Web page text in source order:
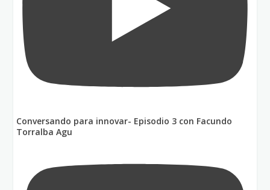
Conversando para innovar- Episodio 3 con Facundo
Torralba Agu